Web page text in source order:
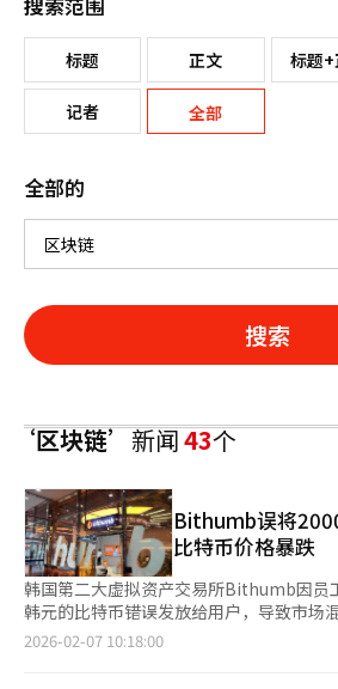
标题 正文 标题
记者 全部
全部的
搜索
‘区块链’新闻43个
Bithumb误将
比特币价格暴跌
韩国第二大虚拟资产交易所Bithumb因员
韩元的比特币错误发放给用户，导致市场
跌17%。金融当局已立即展开现场检查。
2026-02-07 10:18:00